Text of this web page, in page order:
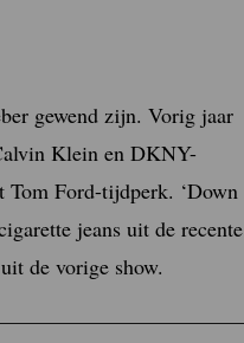
gewend zijn. Vorig jaar
Klein en DKNY-
Tom Ford-tijdperk. ‘Down
jeans uit de recente
de vorige show.